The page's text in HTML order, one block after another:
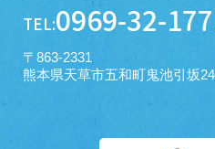
TEL:0969-32-
〒863-2331
熊本県天草市五和町鬼池引坂